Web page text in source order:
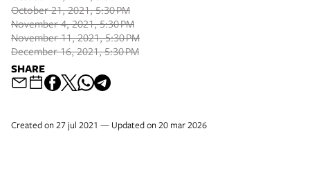
October 21, 2021, 5:30 PM
November 4, 2021, 5:30 PM
November 11, 2021, 5:30 PM
December 16, 2021, 5:30 PM
SHARE
Created on 27 jul 2021 — Updated on 20 mar 2026